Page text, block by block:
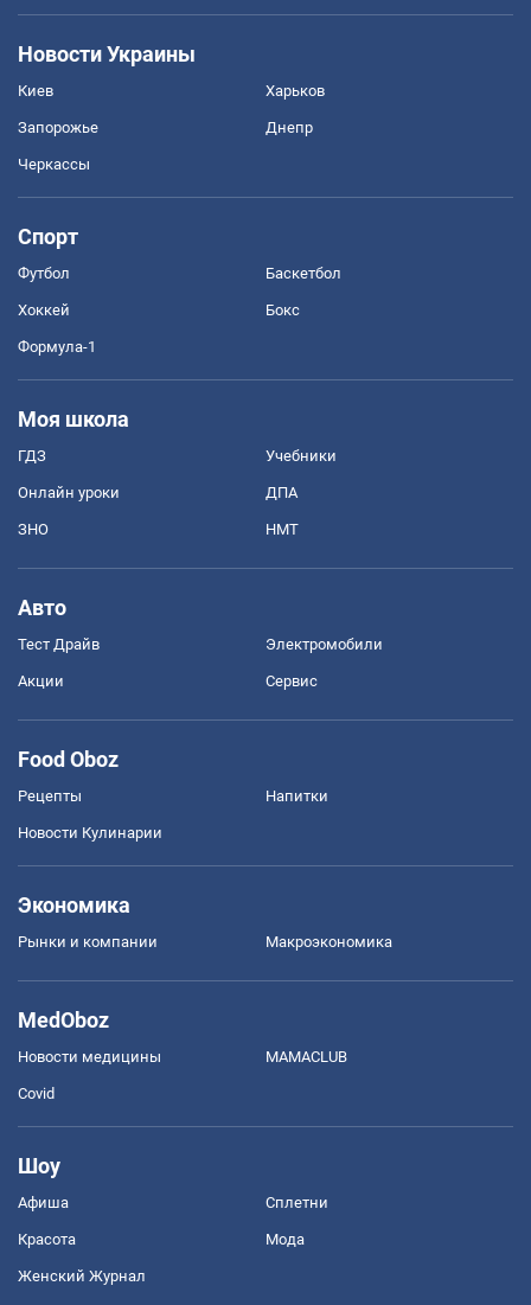
Новости Украины
Киев Харьков
Запорожье Днепр
Черкассы
Спорт
Футбол Баскетбол
Хоккей Бокс
Формула-1
Моя школа
ГДЗ Учебники
Онлайн уроки ДПА
ЗНО НМТ
Авто
Тест Драйв Электромобили
Акции Сервис
Food Oboz
Рецепты Напитки
Новости Кулинарии
Экономика
Рынки и компании Mакроэкономика
MedOboz
Новости медицины MAMACLUB
Covid
Шоу
Афиша Сплетни
Красота Мода
Женский Журнал